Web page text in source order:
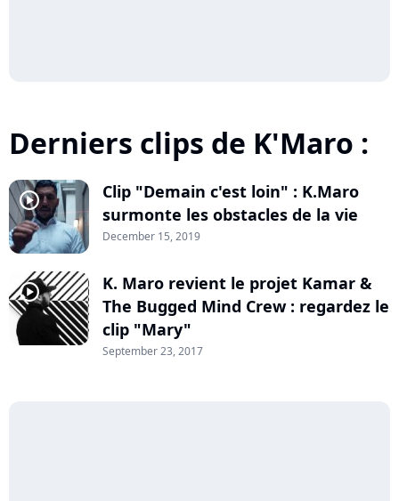
Derniers clips de K'Maro :
player2
Clip "Demain c'est loin" : K.Maro
surmonte les obstacles de la vie
December 15, 2019
player2
K. Maro revient le projet Kamar &
The Bugged Mind Crew : regardez le
clip "Mary"
September 23, 2017